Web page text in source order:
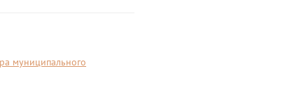
муниципального